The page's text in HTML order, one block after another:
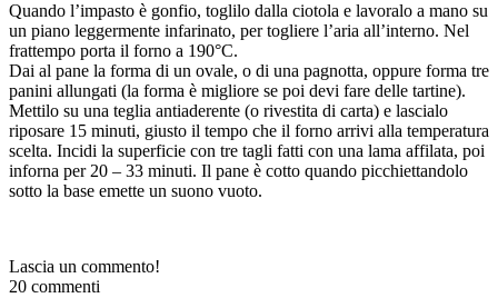
Quando l’impasto è gonfio, toglilo dalla ciotola e lavoralo a mano su
un piano leggermente infarinato, per togliere l’aria all’interno. Nel
frattempo porta il forno a 190°C.
Dai al pane la forma di un ovale, o di una pagnotta, oppure forma tre
panini allungati (la forma è migliore se poi devi fare delle tartine).
Mettilo su una teglia antiaderente (o rivestita di carta) e lascialo
riposare 15 minuti, giusto il tempo che il forno arrivi alla temperatura
scelta. Incidi la superficie con tre tagli fatti con una lama affilata, poi
inforna per 20 – 33 minuti. Il pane è cotto quando picchiettandolo
sotto la base emette un suono vuoto.
Lascia un commento!
20 commenti